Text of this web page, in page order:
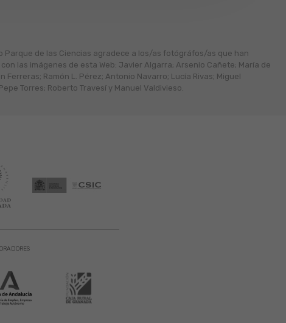
Parque de las Ciencias agradece a los/as fotógráfos/as que han
las imágenes de esta Web: Javier Algarra; Arsenio Cañete; María de
Ferreras; Ramón L. Pérez; Antonio Navarro; Lucía Rivas; Miguel
Torres; Roberto Travesí y Manuel Valdivieso.